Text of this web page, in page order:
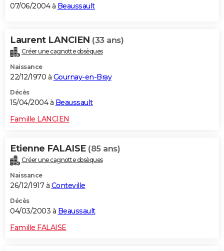
07/06/2004 à Beaussault
Laurent LANCIEN (33 ans)
Créer une cagnotte obsèques
Naissance
22/12/1970 à Gournay-en-Bray
Décès
15/04/2004 à Beaussault
Famille LANCIEN
Etienne FALAISE (85 ans)
Créer une cagnotte obsèques
Naissance
26/12/1917 à Conteville
Décès
04/03/2003 à Beaussault
Famille FALAISE